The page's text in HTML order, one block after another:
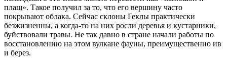
плащ». Такое получил за то, что его вершину часто
покрывают облака. Сейчас склоны Геклы практически
безжизненны, а когда-то на них росли деревья и кустарники,
буйствовали травы. Не так давно в стране начали работы по
восстановлению на этом вулкане фауны, преимущественно ив
и берез.